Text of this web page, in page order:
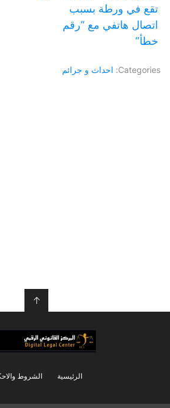
تقع في ورطة بسبب
اتصال هاتفي مع “رقم
خطأ”
Categories: احداث و جرائم
↑
الرئيسية الشروط